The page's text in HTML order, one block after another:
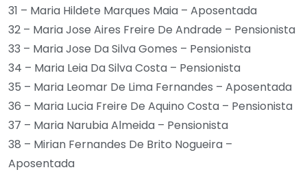
31 – Maria Hildete Marques Maia – Aposentada
32 – Maria Jose Aires Freire De Andrade – Pensionista
33 – Maria Jose Da Silva Gomes – Pensionista
34 – Maria Leia Da Silva Costa – Pensionista
35 – Maria Leomar De Lima Fernandes – Aposentada
36 – Maria Lucia Freire De Aquino Costa – Pensionista
37 – Maria Narubia Almeida – Pensionista
38 – Mirian Fernandes De Brito Nogueira –
Aposentada